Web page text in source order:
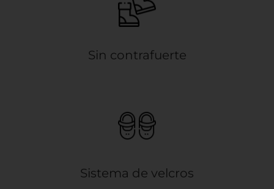
Sin contrafuerte
Sistema de velcros